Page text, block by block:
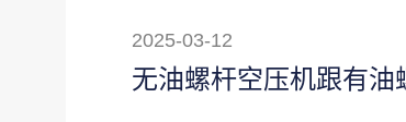
2025-03-12
无油螺杆空压机跟有油